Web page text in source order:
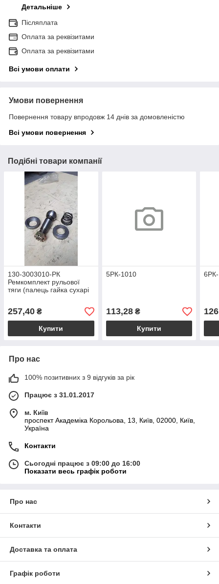
Детальніше
Післяплата
Оплата за реквізитами
Оплата за реквізитами
Всі умови оплати
Умови повернення
Повернення товару впродовж 14 днів за домовленістю
Всі умови повернення
Подібні товари компанії
130-3003010-РК
Ремкомплект рульової
тяги (палець гайка сухарі
257,40 ₴
Купити
5РК-1010
113,28₴
Купити
Про нас
100% позитивних з 9 відгуків за рік
Працює з 31.01.2017
м. Київ
проспект Академіка Корольова, 13, Київ, 02000, Київ,
Україна
Контакти
Сьогодні працює з 09:00 до 16:00
Показати весь графік роботи
Про нас
Контакти
Доставка та оплата
Графік роботи